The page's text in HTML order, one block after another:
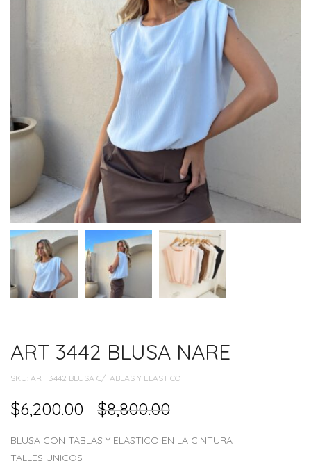
ART 3442 BLUSA NARE
SKU: ART 3442 BLUSA C/TABLAS Y ELASTICO
$8,800.00
$6,200.00
BLUSA CON TABLAS Y ELASTICO EN LA CINTURA
TALLES UNICOS